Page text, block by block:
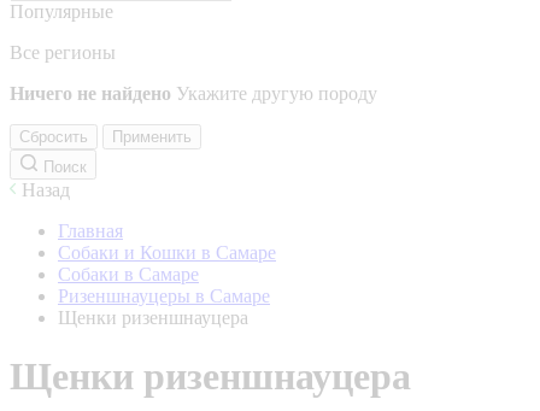
Популярные
Все регионы
Ничего не найдено Укажите другую породу
Сбросить
Применить
Поиск
Назад
Главная
Собаки и Кошки в Самаре
Собаки в Самаре
Ризеншнауцеры в Самаре
Щенки ризеншнауцера
Щенки ризеншнауцера